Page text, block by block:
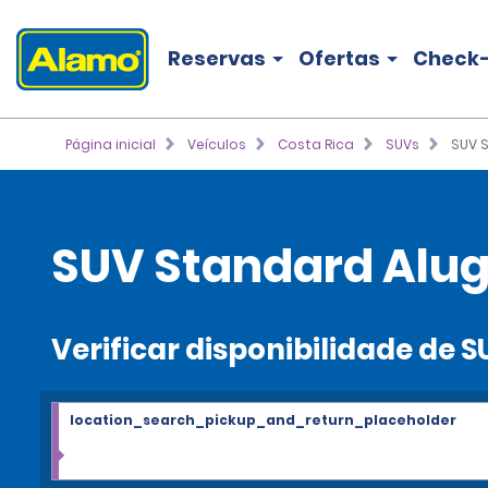
Reservas Ofertas
Página inicial Veículos Costa Rica SUVs SUV
SUV Standard
Verificar disponibilidade de
location_search_pickup_and_return_placeholder